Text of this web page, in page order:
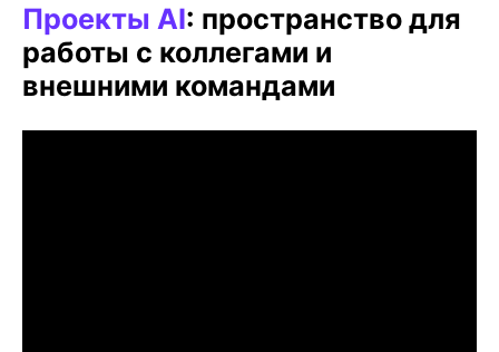
Проекты AI: пространство для
работы с коллегами и
внешними командами